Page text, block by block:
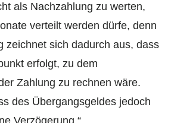
als Nachzahlung zu werten,
verteilt werden dürfe, denn
zeichnet sich dadurch aus, dass
erfolgt, zu dem
Zahlung zu rechnen wäre.
des Übergangsgeldes jedoch